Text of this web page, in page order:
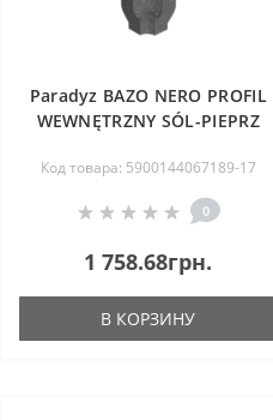
Paradyz BAZO NERO PROFIL
WEWNĘTRZNY SÓL-PIEPRZ
Код товара: 5900144067189-17
0
1 758.68грн.
В КОРЗИНУ